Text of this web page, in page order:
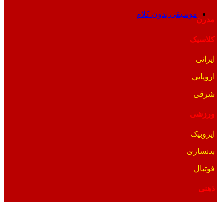
موسیقی بدون کلام
مدرن
کلاسیک
ایرانی
اروپایی
شرقی
ورزشی
ایروبیک
بدنسازی
فوتبال
ذهنی